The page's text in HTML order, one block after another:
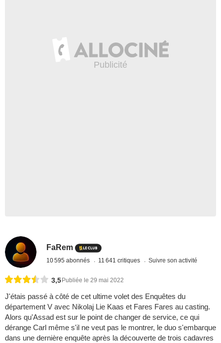
FaRem
10 595 abonnés 11 641 critiques Suivre son activité
3,5 Publiée le 29 mai 2022
J'étais passé à côté de cet ultime volet des Enquêtes du
département V avec Nikolaj Lie Kaas et Fares Fares au casting.
Alors qu'Assad est sur le point de changer de service, ce qui
dérange Carl même s'il ne veut pas le montrer, le duo s'embarque
dans une dernière enquête après la découverte de trois cadavres